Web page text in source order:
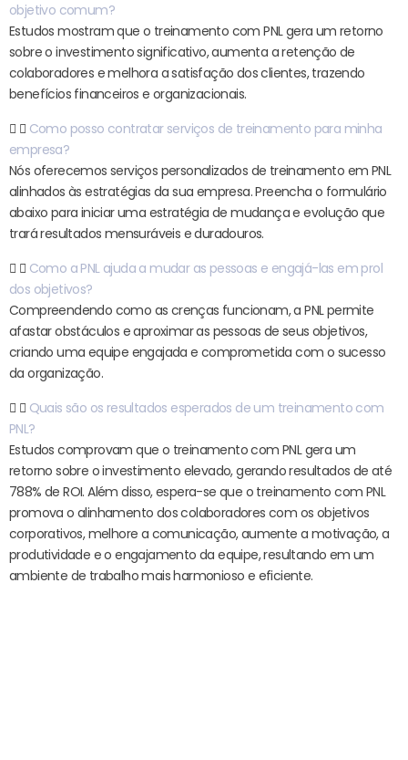
objetivo comum?
Estudos mostram que o treinamento com PNL gera um retorno
sobre o investimento significativo, aumenta a retenção de
colaboradores e melhora a satisfação dos clientes, trazendo
benefícios financeiros e organizacionais.
Como posso contratar serviços de treinamento para minha
empresa?
Nós oferecemos serviços personalizados de treinamento em PNL
alinhados às estratégias da sua empresa. Preencha o formulário
abaixo para iniciar uma estratégia de mudança e evolução que
trará resultados mensuráveis e duradouros.
Como a PNL ajuda a mudar as pessoas e engajá-las em prol
dos objetivos?
Compreendendo como as crenças funcionam, a PNL permite
afastar obstáculos e aproximar as pessoas de seus objetivos,
criando uma equipe engajada e comprometida com o sucesso
da organização.
Quais são os resultados esperados de um treinamento com
PNL?
Estudos comprovam que o treinamento com PNL gera um
retorno sobre o investimento elevado, gerando resultados de até
788% de ROI. Além disso, espera-se que o treinamento com PNL
promova o alinhamento dos colaboradores com os objetivos
corporativos, melhore a comunicação, aumente a motivação, a
produtividade e o engajamento da equipe, resultando em um
ambiente de trabalho mais harmonioso e eficiente.